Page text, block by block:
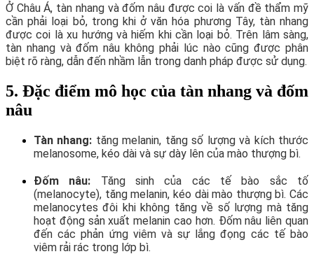
Ở Châu Á, tàn nhang và đốm nâu được coi là vấn đề thẩm mỹ
cần phải loại bỏ, trong khi ở văn hóa phương Tây, tàn nhang
được coi là xu hướng và hiếm khi cần loại bỏ. Trên lâm sàng,
tàn nhang và đốm nâu không phải lúc nào cũng được phân
biệt rõ ràng, dẫn đến nhầm lẫn trong danh pháp được sử dụng.
5. Đặc điểm mô học của tàn nhang và đốm
nâu
Tàn nhang: tăng melanin, tăng số lượng và kích thước
melanosome, kéo dài và sự dày lên của mào thượng bì.
Đốm nâu: Tăng sinh của các tế bào sắc tố
(melanocyte), tăng melanin, kéo dài mào thượng bì. Các
melanocytes đôi khi không tăng về số lượng mà tăng
hoạt động sản xuất melanin cao hơn. Đốm nâu liên quan
đến các phản ứng viêm và sự lắng đọng các tế bào
viêm rải rác trong lớp bì.